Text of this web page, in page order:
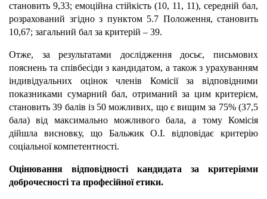
становить 9,33; емоційна стійкість (10, 11, 11), середній бал,
розрахований згідно з пунктом 5.7 Положення, становить
10,67; загальний бал за критерій – 39.
Отже, за результатами дослідження досьє, письмових
пояснень та співбесіди з кандидатом, а також з урахуванням
індивідуальних оцінок членів Комісії за відповідними
показниками сумарний бал, отриманий за цим критерієм,
становить 39 балів із 50 можливих, що є вищим за 75% (37,5
бала) від максимально можливого бала, а тому Комісія
дійшла висновку, що Бальжик О.І. відповідає критерію
соціальної компетентності.
Оцінювання відповідності кандидата за критеріями
доброчесності та професійної етики.